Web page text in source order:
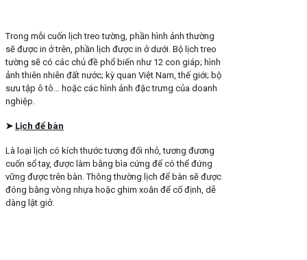
Trong mỗi cuốn lịch treo tường, phần hình ảnh thường
sẽ được in ở trên, phần lịch được in ở dưới. Bộ lịch treo
tường sẽ có các chủ đề phổ biến như 12 con giáp; hình
ảnh thiên nhiên đất nước; kỳ quan Việt Nam, thế giới; bộ
sưu tập ô tô… hoặc các hình ảnh đặc trưng của doanh
nghiệp.
➤ Lịch để bàn
Là loại lịch có kích thước tương đối nhỏ, tương đương
cuốn sổ tay, được làm bằng bìa cứng để có thể đứng
vững được trên bàn. Thông thường lịch để bàn sẽ được
đóng bằng vòng nhựa hoặc ghim xoắn để cố định, dễ
dàng lật giở.